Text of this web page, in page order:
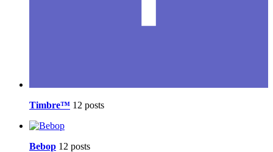
Timbre™ 12 posts
Bebop 12 posts